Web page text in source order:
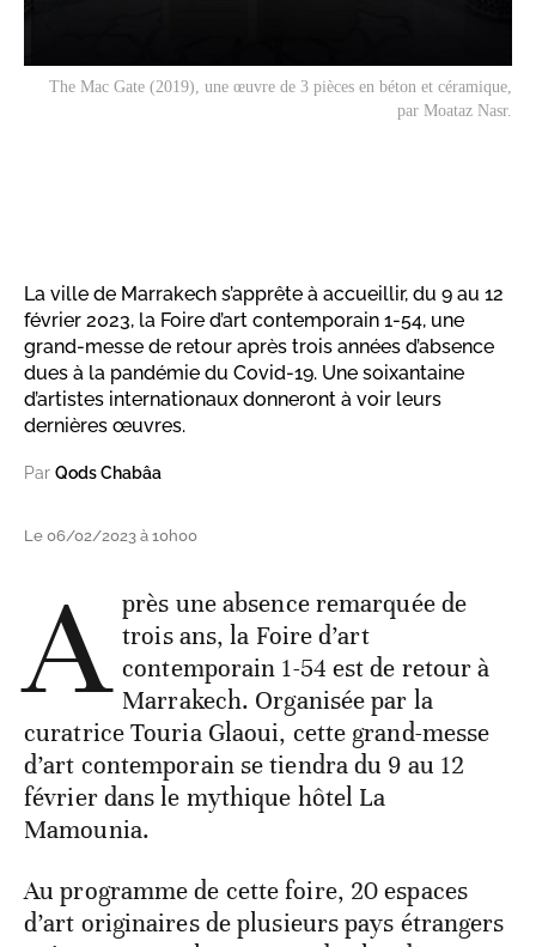
The Mac Gate (2019), une œuvre de 3 pièces en béton et céramique,
par Moataz Nasr.
La ville de Marrakech s’apprête à accueillir, du 9 au 12
février 2023, la Foire d’art contemporain 1-54, une
grand-messe de retour après trois années d’absence
dues à la pandémie du Covid-19. Une soixantaine
d’artistes internationaux donneront à voir leurs
dernières œuvres.
Par Qods Chabâa
Le 06/02/2023 à 10h00
A près une absence remarquée de
trois ans, la Foire d’art
contemporain 1-54 est de retour à
Marrakech. Organisée par la
curatrice Touria Glaoui, cette grand-messe
d’art contemporain se tiendra du 9 au 12
février dans le mythique hôtel La
Mamounia.
Au programme de cette foire, 20 espaces
d’art originaires de plusieurs pays étrangers